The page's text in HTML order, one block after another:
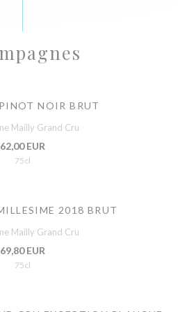
NOIR BRUT
Mailly Grand Cru
62,00 EUR
75cl
2018 BRUT
Mailly Grand Cru
69,80 EUR
75cl